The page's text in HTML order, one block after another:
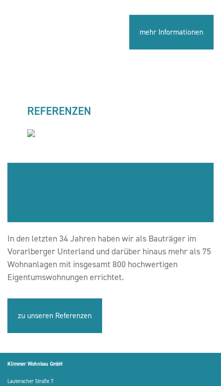
mehr Informationen
REFERENZEN
In den letzten 34 Jahren haben wir als Bauträger im
Vorarlberger Unterland und darüber hinaus mehr als 75
Wohnanlagen mit insgesamt 800 hochwertigen
Eigentumswohnungen errichtet.
zu unseren Referenzen
Klimmer Wohnbau GmbH
Lauteracher Straße 7